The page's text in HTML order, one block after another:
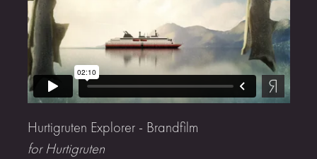
Hurtigruten Explorer - Brandfilm
for Hurtigruten